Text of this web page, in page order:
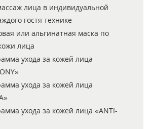
лица в индивидуальной
гостя технике
или альгинатная маска по
лица
ухода за кожей лица
ухода за кожей лица
ухода за кожей лица «ANTI-